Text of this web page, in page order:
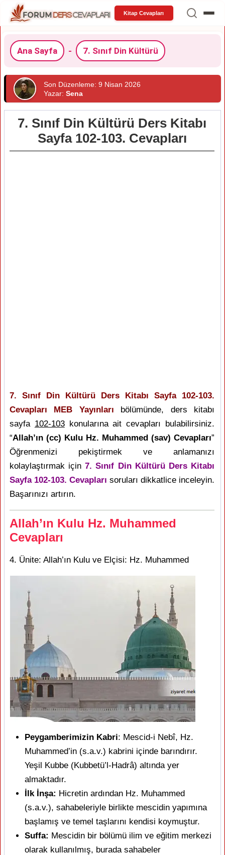
Kitap Cevapları
Ana Sayfa - 7. Sınıf Din Kültürü
Son Düzenleme: 9 Nisan 2026
Yazar: Sena
7. Sınıf Din Kültürü Ders Kitabı
Sayfa 102-103. Cevapları
7. Sınıf Din Kültürü Ders Kitabı Sayfa 102-103.
Cevapları MEB Yayınları bölümünde, ders kitabı
sayfa 102-103konularına ait cevapları bulabilirsiniz.
“Allah’ın (cc) Kulu Hz. Muhammed (sav) Cevapları”
Öğrenmenizi pekiştirmek ve anlamanızı
kolaylaştırmak için7. Sınıf Din Kültürü Ders Kitabı
Sayfa 102-103. Cevapları soruları dikkatlice inceleyin.
Başarınızı artırın.
Allah’ın Kulu Hz. Muhammed
Cevapları
4. Ünite: Allah’ın Kulu ve Elçisi: Hz. Muhammed
Peygamberimizin Kabri: Mescid-i Nebî, Hz.
Muhammed’in (s.a.v.) kabrini içinde barındırır.
Yeşil Kubbe (Kubbetü’l-Hadrâ) altında yer
almaktadır.
İlk İnşa: Hicretin ardından Hz. Muhammed
(s.a.v.), sahabeleriyle birlikte mescidin yapımına
başlamış ve temel taşlarını kendisi koymuştur.
Suffa: Mescidin bir bölümü ilim ve eğitim merkezi
olarak kullanılmış, burada sahabeler